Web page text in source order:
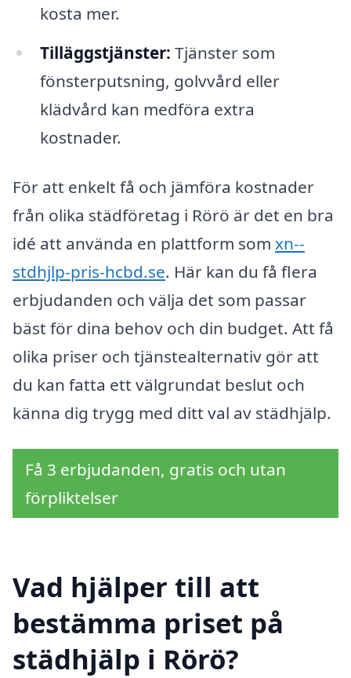
kosta mer.
Tilläggstjänster: Tjänster som
fönsterputsning, golvvård eller
klädvård kan medföra extra
kostnader.
För att enkelt få och jämföra kostnader
från olika städföretag i Rörö är det en bra
idé att använda en plattform som xn--
stdhjlp-pris-hcbd.se. Här kan du få flera
erbjudanden och välja det som passar
bäst för dina behov och din budget. Att få
olika priser och tjänstealternativ gör att
du kan fatta ett välgrundat beslut och
känna dig trygg med ditt val av städhjälp.
Få 3 erbjudanden, gratis och utan
förpliktelser
Vad hjälper till att
bestämma priset på
städhjälp i Rörö?